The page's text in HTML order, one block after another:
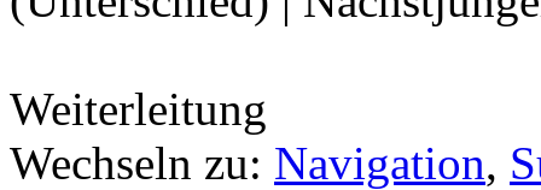
Weiterleitung
Wechseln zu: Navigation,